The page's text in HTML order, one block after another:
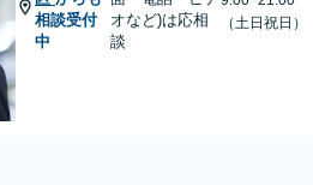
相談受付
中
オなど)は応相
談
（土日祝日）